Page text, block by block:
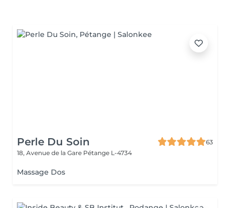
Perle Du Soin
63
18, Avenue de la Gare Pétange L-4734
Massage Dos